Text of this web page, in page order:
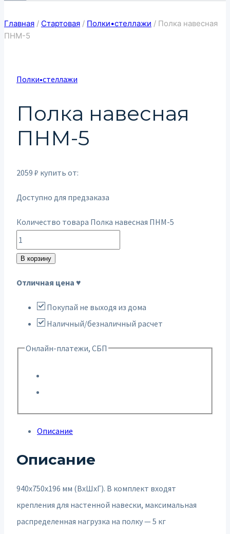
Главная / Стартовая / Полки•стеллажи / Полка навесная
ПНМ-5
Полки•стеллажи
Полка навесная
ПНМ-5
2059 ₽ купить от:
Доступно для предзаказа
Количество товара Полка навесная ПНМ-5
В корзину
Отличная цена ♥
Покупай не выходя из дома
Наличный/безналичный расчет
Онлайн-платежи, СБП
Описание
Описание
940х750х196 мм (ВхШхГ). В комплект входят
крепления для настенной навески, максимальная
распределенная нагрузка на полку — 5 кг